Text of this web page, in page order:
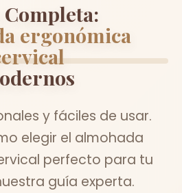
Completa:
ergonómica
y fáciles de usar.
elegir el almohada
perfecto para tu
guía experta.